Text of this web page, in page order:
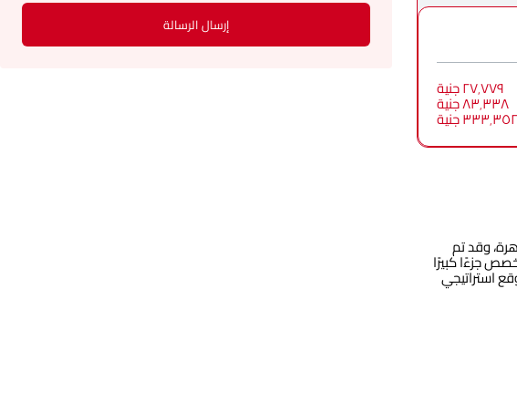
٢٧٬٧٧٩ جنية
٨٣٬٣٣٨ جنية
٣٣٣٬٣٥٢ جنية
وقد تم
حياة عصريًا وفاخرًا. يمتد المشروع على مساحة تقارب 550 فدانًا، ويخصص جزءًا كبيرًا
استراتيجي
إرسال الرسالة